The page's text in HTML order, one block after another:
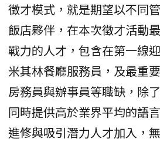
徵才模式，就是期望以不同
飯店夥伴，在本次徵才活動
戰力的人才，包含在第一線
米其林餐廳服務員，及最重
房務員與辦事員等職缺，除
同時提供高於業界平均的語
進修與吸引潛力人才加入，